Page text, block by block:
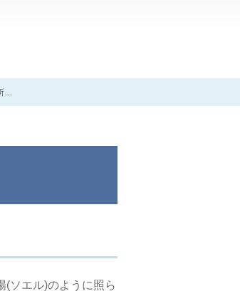
弁護士紹介・事務所概要
(ソエル)のように照ら